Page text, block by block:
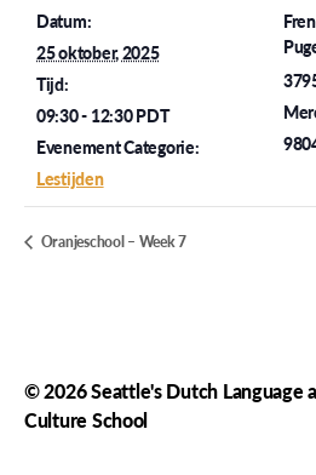
Datum:
25 oktober, 2025
Tijd:
09:30 - 12:30PDT
Evenement Categorie:
Lestijden
Oranjeschool – Week 7
© 2026Seattle's Dutch Language
Culture School